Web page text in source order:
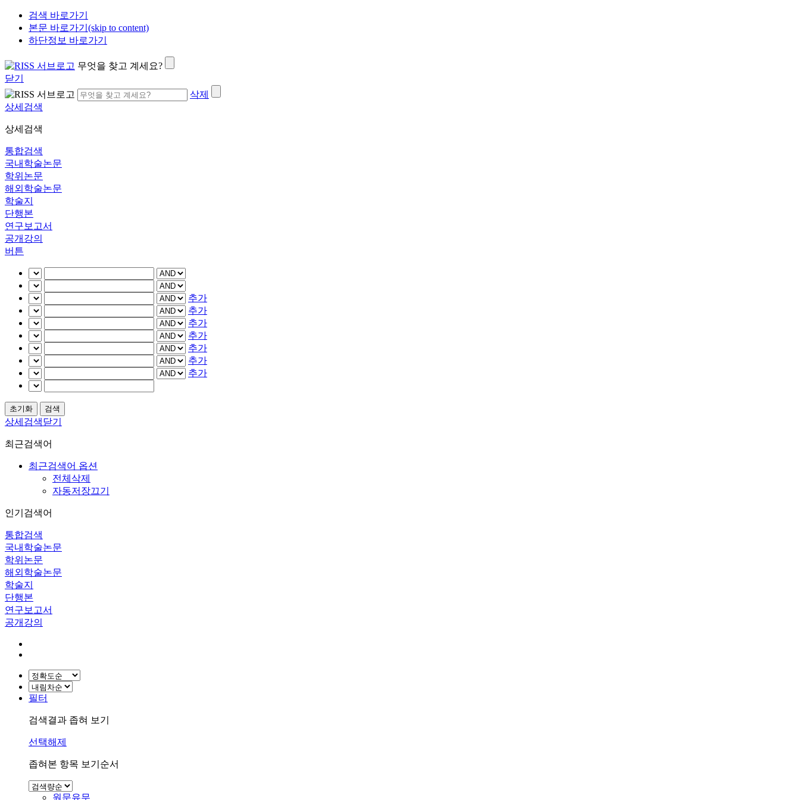
검색 바로가기
본문 바로가기(skip to content)
하단정보 바로가기
무엇을 찾고 계세요?
닫기
삭제
상세검색
상세검색
통합검색
국내학술논문
학위논문
해외학술논문
학술지
단행본
연구보고서
공개강의
버튼
추가
추가
추가
추가
추가
추가
추가
상세검색닫기
최근검색어
최근검색어 옵션
전체삭제
자동저장끄기
인기검색어
통합검색
국내학술논문
학위논문
해외학술논문
학술지
단행본
연구보고서
공개강의
필터
검색결과 좁혀 보기
선택해제
좁혀본 항목 보기순서
원문유무